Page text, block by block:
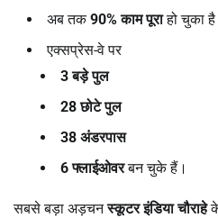
अब तक90%काम पूराहो चुका
एक्सप्रेस-वे पर
3बड़े पुल
28छोटे पुल
38 अंडरपास
6फ्लाईओवरबन चुके हैं।
सबसे बड़ा अड़चनस्कूटर इंडिया चौराहेके